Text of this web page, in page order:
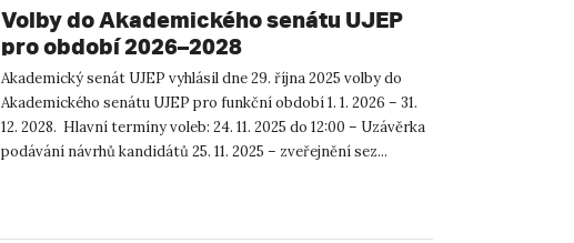
Volby do Akademického senátu UJEP
pro období 2026–2028
Akademický senát UJEP vyhlásil dne 29. října 2025 volby do
Akademického senátu UJEP pro funkční období 1. 1. 2026 – 31.
12. 2028. Hlavní termíny voleb: 24. 11. 2025 do 12:00 – Uzávěrka
podávání návrhů kandidátů 25. 11. 2025 – zveřejnění sez...